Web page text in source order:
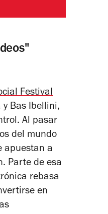
Festival
y Bas Ibellini,
Al pasar
del mundo
apuestan a
Parte de esa
rebasa
en